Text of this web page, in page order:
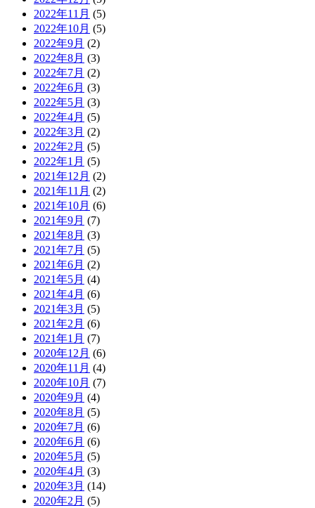
2022年11月 (5)
2022年10月 (5)
2022年9月 (2)
2022年8月 (3)
2022年7月 (2)
2022年6月 (3)
2022年5月 (3)
2022年4月 (5)
2022年3月 (2)
2022年2月 (5)
2022年1月 (5)
2021年12月 (2)
2021年11月 (2)
2021年10月 (6)
2021年9月 (7)
2021年8月 (3)
2021年7月 (5)
2021年6月 (2)
2021年5月 (4)
2021年4月 (6)
2021年3月 (5)
2021年2月 (6)
2021年1月 (7)
2020年12月 (6)
2020年11月 (4)
2020年10月 (7)
2020年9月 (4)
2020年8月 (5)
2020年7月 (6)
2020年6月 (6)
2020年5月 (5)
2020年4月 (3)
2020年3月 (14)
2020年2月 (5)